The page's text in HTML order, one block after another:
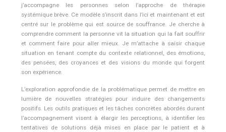
j’accompagne les personnes selon l’approche de thérapie
systémique brève. Ce modèle s’inscrit dans l’ici et maintenant et est
centré sur le problème qui est source de souffrance. Je cherche à
comprendre comment la personne vit la situation qui la fait souffrir
et comment faire pour aller mieux. Je m’attache à saisir chaque
situation en tenant compte du contexte relationnel, des émotions,
des pensées, des croyances et des visions du monde qui forgent
son expérience.
L’exploration approfondie de la problématique permet de mettre en
lumière de nouvelles stratégies pour induire des changements
positifs. Les outils pratiques et les tâches concrètes abordés durant
l’accompagnement visent à élargir les perceptions, à identifier les
tentatives de solutions déjà mises en place par le patient et à